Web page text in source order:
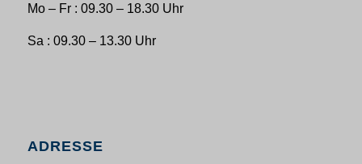
Mo – Fr : 09.30 – 18.30 Uhr
Sa : 09.30 – 13.30 Uhr
ADRESSE